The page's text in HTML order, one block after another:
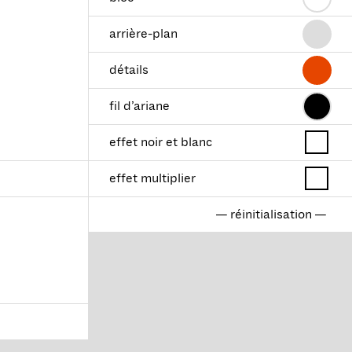
arrière-plan
détails
fil d’ariane
effet noir et blanc
effet multiplier
— réinitialisation —